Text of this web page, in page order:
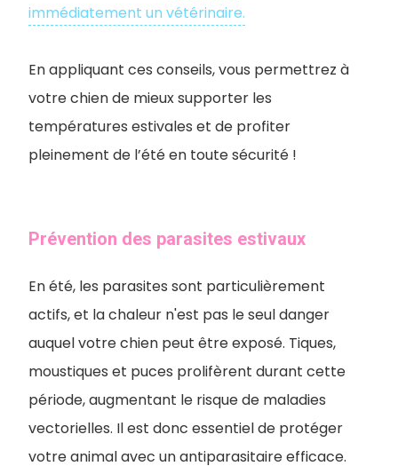
immédiatement un vétérinaire.
En appliquant ces conseils, vous permettrez à
votre chien de mieux supporter les
températures estivales et de profiter
pleinement de l’été en toute sécurité !
Prévention des parasites estivaux
En été, les parasites sont particulièrement
actifs, et la chaleur n'est pas le seul danger
auquel votre chien peut être exposé. Tiques,
moustiques et puces prolifèrent durant cette
période, augmentant le risque de maladies
vectorielles. Il est donc essentiel de protéger
votre animal avec un antiparasitaire efficace.